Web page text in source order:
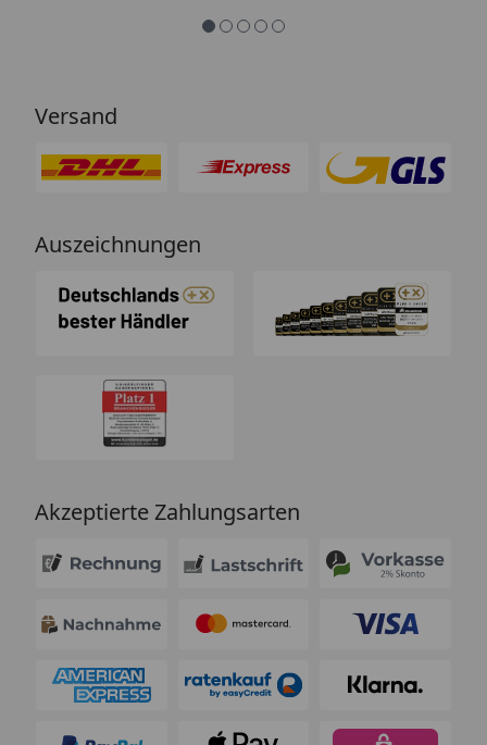
Versand
Auszeichnungen
Akzeptierte Zahlungsarten